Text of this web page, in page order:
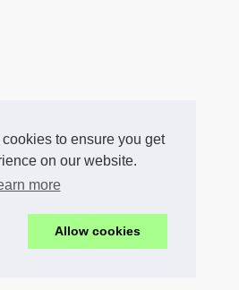
to ensure you get
on our website.
more
Allow cookies